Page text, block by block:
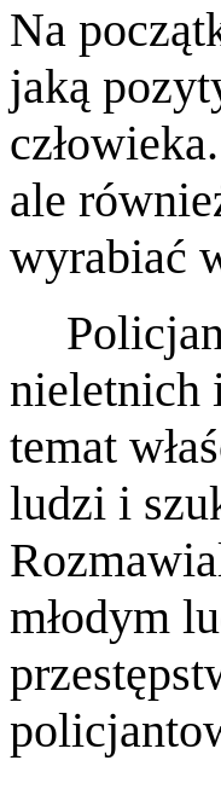
Na
jaką
ale
wyrabiać
nieletnich
temat
ludzi i
młodym